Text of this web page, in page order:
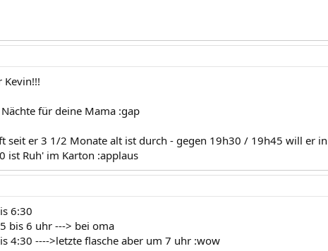
Kevin!!!
für deine Mama :gap
seit er 3 1/2 Monate alt ist durch - gegen 19h30 / 19h45 will er
ist Ruh' im Karton :applaus
6:30
bis 6 uhr ---> bei oma
4:30 ---->letzte flasche aber um 7 uhr :wow